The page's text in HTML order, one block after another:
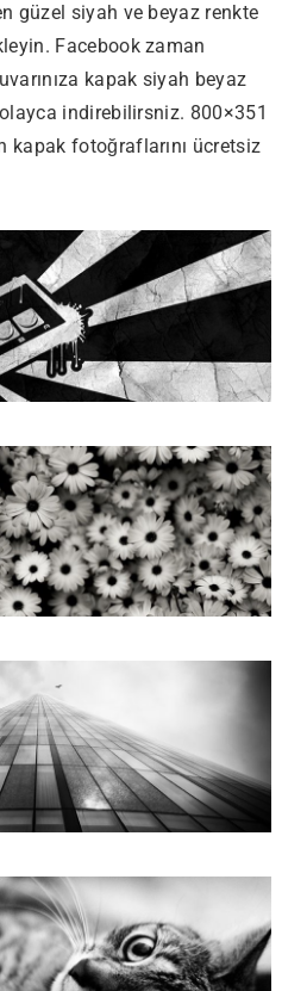
güzel siyah ve beyaz renkte
Facebook zaman
kapak siyah beyaz
indirebilirsniz. 800×351
kapak fotoğraflarını ücretsiz